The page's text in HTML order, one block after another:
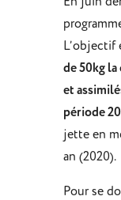
L’objectif
de 50kg
et
période
jette en
an (2020).
Pour se